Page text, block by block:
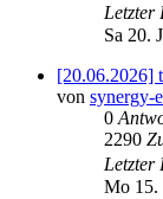
Letzter
Sa 20.
[20.06.2026]
von synergy-
0
2290
Letzter
Mo 15.